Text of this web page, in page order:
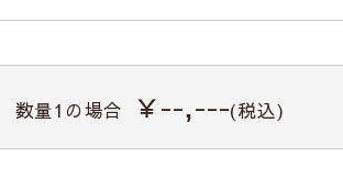
数量1 の場合 ￥--,---(税込)